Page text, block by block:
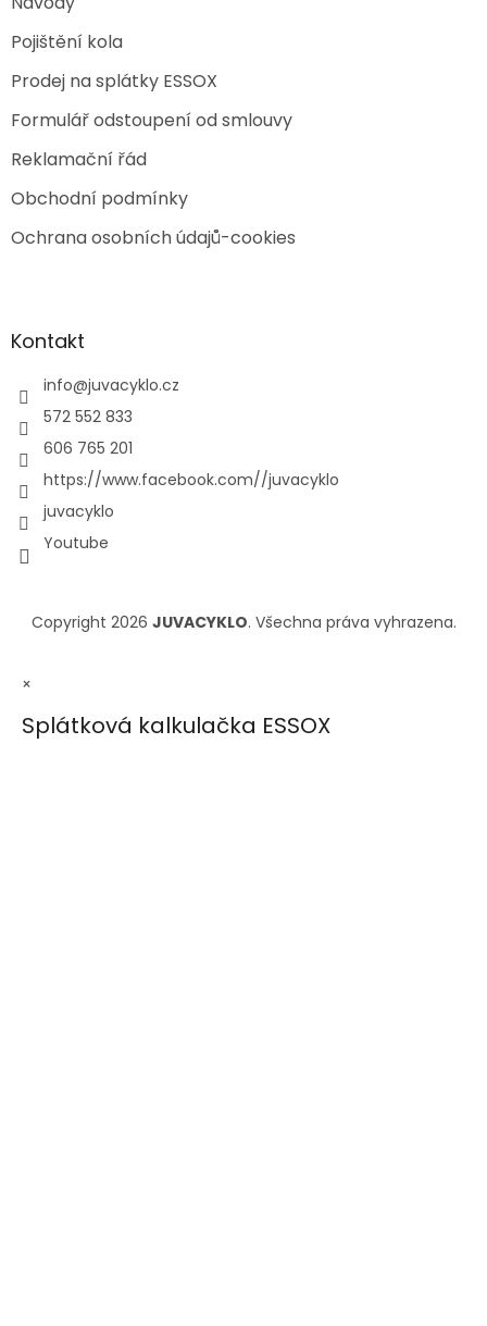
Pojištění kola
Prodej na splátky ESSOX
Formulář odstoupení od smlouvy
Reklamační řád
Obchodní podmínky
Ochrana osobních údajů-cookies
Kontakt
info@juvacyklo.cz
572 552 833
606 765 201
https://www.facebook.com//juvacyklo
juvacyklo
Youtube
Copyright 2026 JUVACYKLO. Všechna práva vyhrazena.
×
Splátková kalkulačka ESSOX